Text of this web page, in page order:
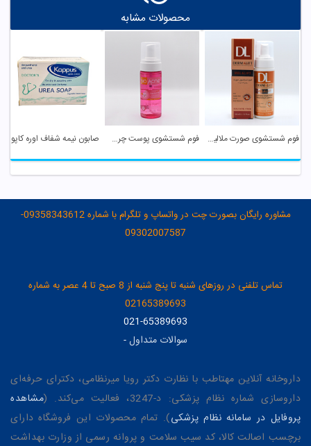
محصولات مشابه
فوم شستشوی صورت ملالیفت درمالیفت فوم شستشوی پوست چرب و نرمال گریپ فروت نو آکنه
مشاوره رایگان بصورت چت در واتساپ و تلگرام با شماره 09358343612-
09302007587
تماس تلفنی در روزهای شنبه تا پنج شنبه از 8 صبح تا 4 عصر به شماره
02165389693
021-65389693
سوالات متداول-
داروخانه آنلاین مهتاطب با نظارت دکتر رویا میرنظامی، دکترای حرفه‌ای
داروسازی شماره نظام پزشکی: د-3247، فعالیت می‌کند. (
مشاهده
پروفایل در سامانه نظام پزشکی). تمام محصولات این فروشگاه دارای
برچسب اصالت کالا، کد سیب سلامت و پروانه رسمی از وزارت بهداشت